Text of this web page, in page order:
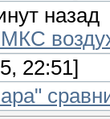
назад
22:51]